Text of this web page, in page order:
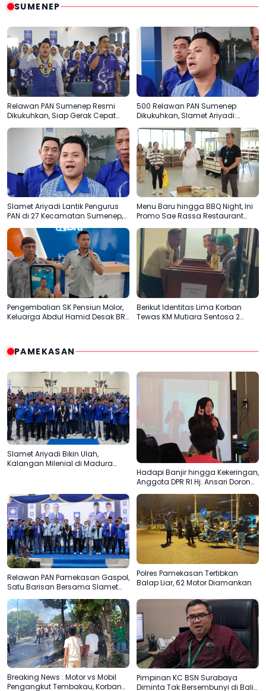
SUMENEP
Relawan PAN Sumenep Resmi
Dikukuhkan, Siap Gerak Cepat
500 Relawan PAN Sumenep
Dikukuhkan, Slamet Ariyadi:
Slamet Ariyadi Lantik Pengurus
PAN di 27 Kecamatan Sumenep,
Menu Baru hingga BBQ Night, Ini
Promo Sae Rassa Restaurant
Pengembalian SK Pensiun Molor,
Keluarga Abdul Hamid Desak BRI
Berikut Identitas Lima Korban
Tewas KM Mutiara Sentosa 2
PAMEKASAN
Slamet Ariyadi Bikin Ulah,
Kalangan Milenial di Madura
Hadapi Banjir hingga Kekeringan,
Anggota DPR RI Hj. Ansari Dorong
Mitigasi Sejak Dini
Relawan PAN Pamekasan Gaspol,
Satu Barisan Bersama Slamet
Polres Pamekasan Tertibkan
Balap Liar, 62 Motor Diamankan
Breaking News : Motor vs Mobil
Pengangkut Tembakau, Korban
Pimpinan KC BSN Surabaya
Diminta Tak Bersembunyi di Balik